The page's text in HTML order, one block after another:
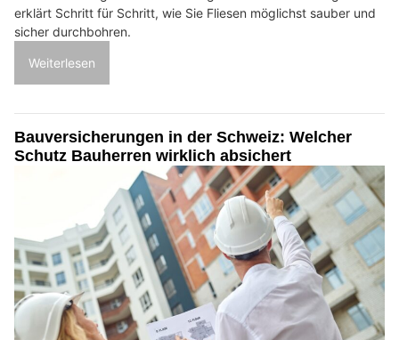
erklärt Schritt für Schritt, wie Sie Fliesen möglichst sauber und
sicher durchbohren.
Weiterlesen
Bauversicherungen in der Schweiz: Welcher
Schutz Bauherren wirklich absichert